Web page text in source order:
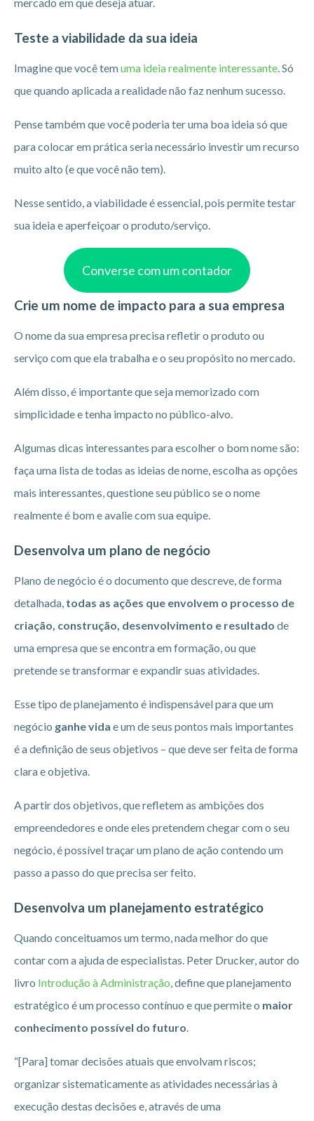
Teste a viabilidade da sua ideia
Imagine que você temuma ideia realmente interessante. Só
que quando aplicada a realidade não faz nenhum sucesso.
Pense também que você poderia ter uma boa ideia só que
para colocar em prática seria necessário investir um recurso
muito alto (e que você não tem).
Nesse sentido, a viabilidade é essencial, pois permite testar
sua ideia e aperfeiçoar o produto/serviço.
Converse com um contador
Crie um nome de impacto para a sua empresa
O nome da sua empresa precisa refletir o produto ou
serviço com que ela trabalha e o seu propósito no mercado.
Além disso, é importante que seja memorizado com
simplicidade e tenha impacto no público-alvo.
Algumas dicas interessantes para escolher o bom nome são:
faça uma lista de todas as ideias de nome, escolha as opções
mais interessantes, questione seu público se o nome
realmente é bom e avalie com sua equipe.
Desenvolva um plano de negócio
Plano de negócio é o documento que descreve, de forma
detalhada, todas as ações que envolvem o processo de
criação, construção, desenvolvimento e resultado de
uma empresa que se encontra em formação, ou que
pretende se transformar e expandir suas atividades.
Esse tipo de planejamento é indispensável para que um
negócio ganhe vida e um de seus pontos mais importantes
é a definição de seus objetivos – que deve ser feita de forma
clara e objetiva.
A partir dos objetivos, que refletem as ambições dos
empreendedores e onde eles pretendem chegar com o seu
negócio, é possível traçar um plano de ação contendo um
passo a passo do que precisa ser feito.
Desenvolva um planejamento estratégico
Quando conceituamos um termo, nada melhor do que
contar com a ajuda de especialistas. Peter Drucker, autor do
livro Introdução à Administração, define que planejamento
estratégico é um processo contínuo e que permite o maior
conhecimento possível do futuro.
“[Para] tomar decisões atuais que envolvam riscos;
organizar sistematicamente as atividades necessárias à
execução destas decisões e, através de uma